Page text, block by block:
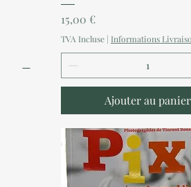
Prix
15,00 €
TVA Incluse | Informations
Ajouter au panier